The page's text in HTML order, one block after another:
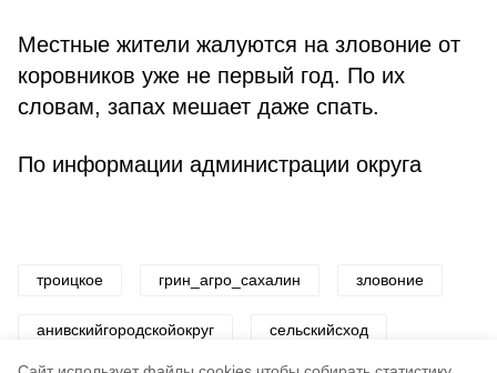
Местные жители жалуются на зловоние от
коровников уже не первый год. По их
словам, запах мешает даже спать.
По информации администрации округа
троицкое грин_агро_сахалин зловоние
анивскийгородскойокруг сельскийсход